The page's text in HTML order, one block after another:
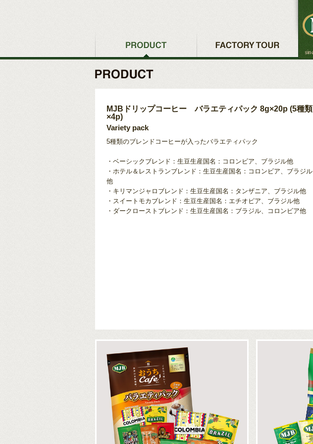
MJBドリップコーヒー バラエティパック 8g×20p (5種類
×4p)
Variety pack
5種類のブレンドコーヒーが入ったバラエティパック
・ベーシックブレンド：生豆生産国名：コロンビア、ブラジル他
・ホテル＆レストランブレンド：生豆生産国名：コロンビア、ブラジル
他
・キリマンジャロブレンド：生豆生産国名：タンザニア、ブラジル他
・スイートモカブレンド：生豆生産国名：エチオピア、ブラジル他
・ダークローストブレンド：生豆生産国名：ブラジル、コロンビア他